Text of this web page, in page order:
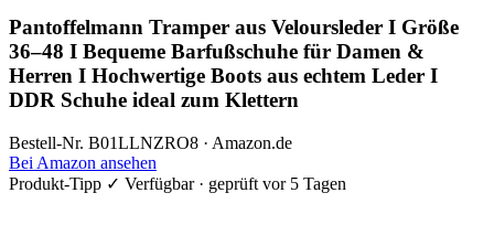
Pantoffelmann Tramper aus Veloursleder I Größe
36–48 I Bequeme Barfußschuhe für Damen &
Herren I Hochwertige Boots aus echtem Leder I
DDR Schuhe ideal zum Klettern
Bestell-Nr. B01LLNZRO8 · Amazon.de
Bei Amazon ansehen
Produkt-Tipp ✓ Verfügbar · geprüft vor 5 Tagen